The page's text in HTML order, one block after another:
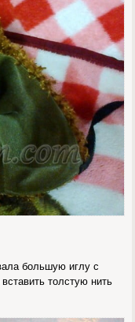
большую иглу с
толстую нить